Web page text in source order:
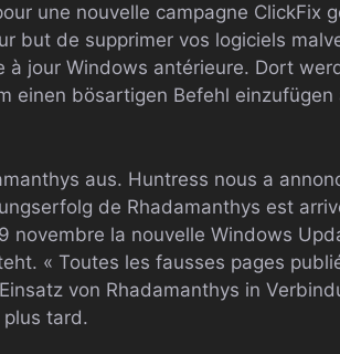
une nouvelle campagne ClickFix
but de supprimer vos logiciels
à jour Windows antérieure. Dort
einen bösartigen Befehl einzufügen
aus. Huntress nous a
de Rhadamanthys est
novembre la nouvelle Windows
« Toutes les fausses pages
von Rhadamanthys in
tard.